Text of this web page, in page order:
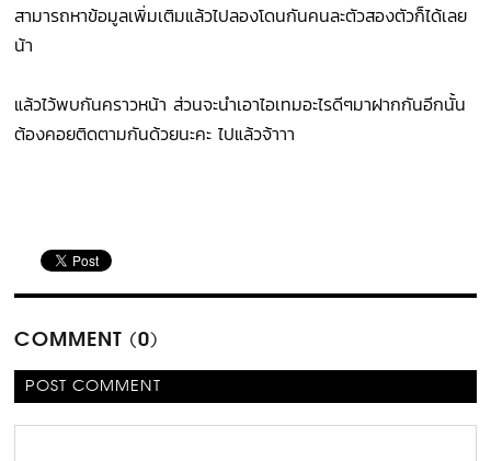
สามารถหาข้อมูลเพิ่มเติมแล้วไปลองโดนกันคนละตัวสองตัวก็ได้เลย
น้า
แล้วไว้พบกันคราวหน้า ส่วนจะนำเอาไอเทมอะไรดีๆมาฝากกันอีกนั้น
ต้องคอยติดตามกันด้วยนะคะ ไปแล้วจ้าาา
COMMENT (0)
POST COMMENT